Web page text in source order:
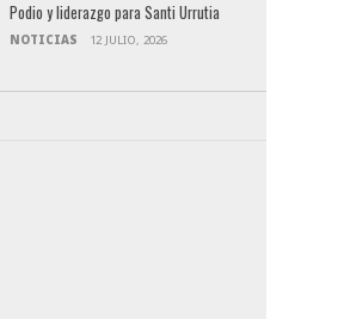
Podio y liderazgo para Santi Urrutia
NOTICIAS 12 JULIO, 2026